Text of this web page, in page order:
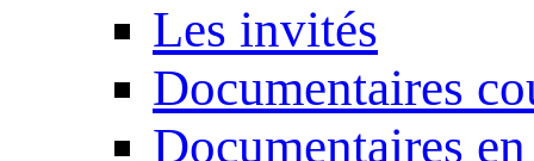
Les invités
Documentaires
Documentaires